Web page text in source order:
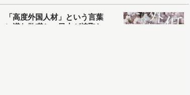
「高度外国人材」という言葉
に潜む欺瞞と、日本が搾取し